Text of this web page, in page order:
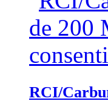
RCI/